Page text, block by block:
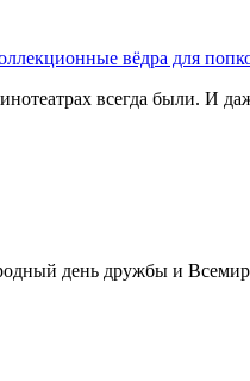
вёдра для
всегда были. И
день дружбы и